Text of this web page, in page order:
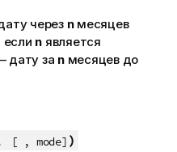
через nмесяцев
если n является
дату за nмесяцев до
[ , mode] )